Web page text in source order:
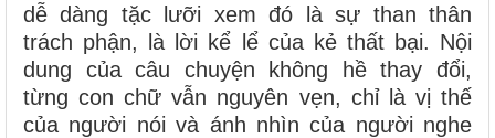
dễ dàng tặc lưỡi xem đó là sự than thân
trách phận, là lời kể lể của kẻ thất bại. Nội
dung của câu chuyện không hề thay đổi,
từng con chữ vẫn nguyên vẹn, chỉ là vị thế
của người nói và ánh nhìn của người nghe